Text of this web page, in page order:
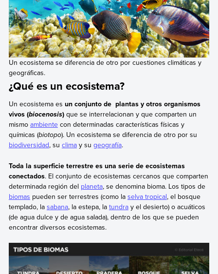
Un ecosistema se diferencia de otro por cuestiones climáticas y
geográficas.
¿Qué es un ecosistema?
Un ecosistema es un conjunto de plantas y otros organismos
vivos (biocenosis)que se interrelacionan y que comparten un
mismo ambientecon determinadas características físicas y
químicas (biotopo). Un ecosistema se diferencia de otro por su
biodiversidad, su climay su geografía.
Toda la superficie terrestre es una serie de ecosistemas
conectados. El conjunto de ecosistemas cercanos que comparten
determinada región del planeta, se denomina bioma. Los tipos de
biomas pueden ser terrestres (como la selva tropical, el bosque
templado, la sabana, la estepa, la tundray el desierto) o acuáticos
(de agua dulce y de agua salada), dentro de los que se pueden
encontrar diversos ecosistemas.